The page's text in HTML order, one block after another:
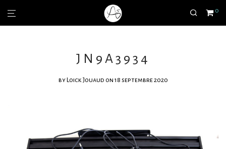
0
JN9A3934
by Loick Jouaud on 18 septembre 2020